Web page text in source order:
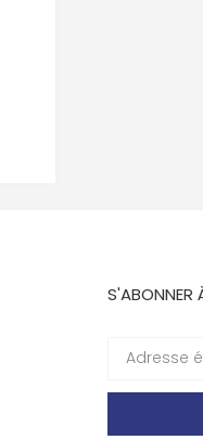
S'ABONNER